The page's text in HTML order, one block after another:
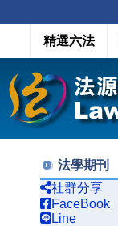
精選六法
法學期刊
社群分享
FaceBook
Line